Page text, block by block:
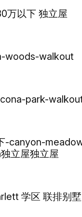
万以下 独立屋
woods-walkout
park-
-canyon-
立屋独立屋
学区 联排别